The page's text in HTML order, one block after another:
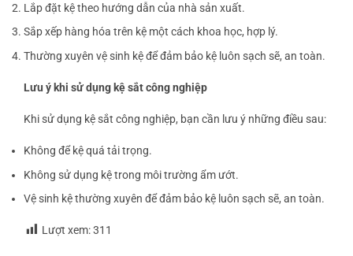
Lắp đặt kệ theo hướng dẫn của nhà sản xuất.
Sắp xếp hàng hóa trên kệ một cách khoa học, hợp lý.
Thường xuyên vệ sinh kệ để đảm bảo kệ luôn sạch sẽ, an toàn.
Lưu ý khi sử dụng kệ sắt công nghiệp
Khi sử dụng kệ sắt công nghiệp, bạn cần lưu ý những điều sau:
Không để kệ quá tải trọng.
Không sử dụng kệ trong môi trường ẩm ướt.
Vệ sinh kệ thường xuyên để đảm bảo kệ luôn sạch sẽ, an toàn.
Lượt xem:311